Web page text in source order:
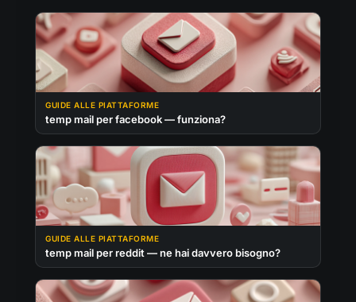
GUIDE ALLE PIATTAFORME
temp mail per facebook — funziona?
GUIDE ALLE PIATTAFORME
temp mail per reddit — ne hai davvero bisogno?